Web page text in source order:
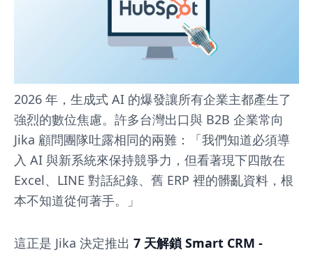
天
解
鎖
Smart
CRM！
2026 年，生成式 AI 的爆發讓所有企業主都產生了
強烈的數位焦慮。許多台灣出口與 B2B 企業常向
Jika 顧問團隊吐露相同的兩難：「我們知道必須導
入 AI 與新系統來保持競爭力，但看著現下四散在
Excel、LINE 對話紀錄、舊 ERP 裡的髒亂資料，根
本不知道從何著手。」
這正是 Jika 決定推出 7 天解鎖 Smart CRM -